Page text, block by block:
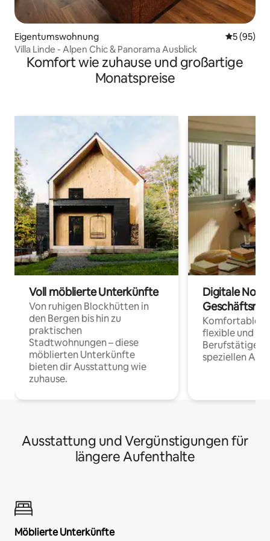
Eigentumswohnung
5 (95)
Villa Linde - Alpen Chic & Panorama Ausblick
Komfort wie zuhause und großartige
Monatspreise
Voll möblierte Unterkünfte
Von ruhigen Blockhütten in
den Bergen bis hin zu
praktischen
Stadtwohnungen – diese
möblierten Unterkünfte
bieten dir Ausstattung wie
zuhause.
Digitale
Komfortable
flexible und
Berufstätige
speziellen
Ausstattung und Vergünstigungen für
längere Aufenthalte
Möblierte Unterkünfte